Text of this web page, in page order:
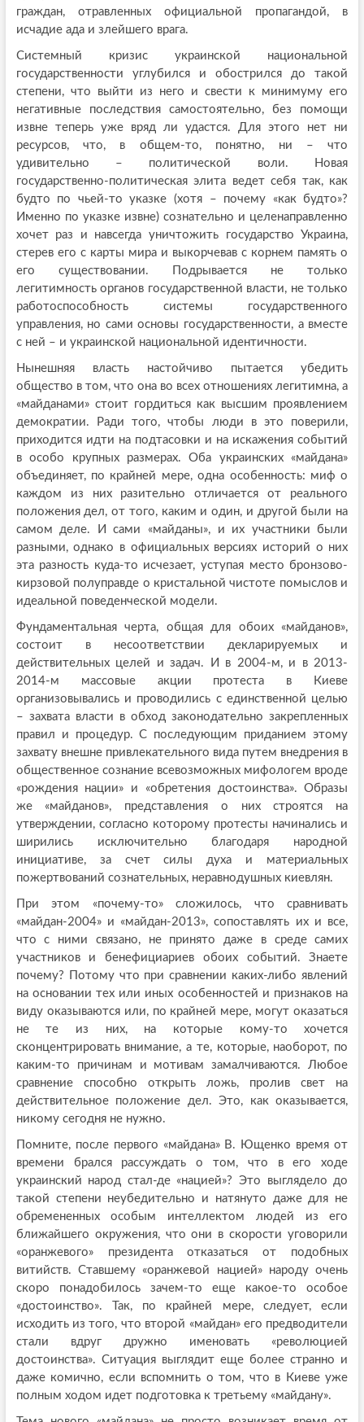
граждан, отравленных официальной пропагандой, в
исчадие ада и злейшего врага.
Системный кризис украинской национальной
государственности углубился и обострился до такой
степени, что выйти из него и свести к минимуму его
негативные последствия самостоятельно, без помощи
извне теперь уже вряд ли удастся. Для этого нет ни
ресурсов, что, в общем-то, понятно, ни – что
удивительно – политической воли. Новая
государственно-политическая элита ведет себя так, как
будто по чьей-то указке (хотя – почему «как будто»?
Именно по указке извне) сознательно и целенаправленно
хочет раз и навсегда уничтожить государство Украина,
стерев его с карты мира и выкорчевав с корнем память о
его существовании. Подрывается не только
легитимность органов государственной власти, не только
работоспособность системы государственного
управления, но сами основы государственности, а вместе
с ней – и украинской национальной идентичности.
Нынешняя власть настойчиво пытается убедить
общество в том, что она во всех отношениях легитимна, а
«майданами» стоит гордиться как высшим проявлением
демократии. Ради того, чтобы люди в это поверили,
приходится идти на подтасовки и на искажения событий
в особо крупных размерах. Оба украинских «майдана»
объединяет, по крайней мере, одна особенность: миф о
каждом из них разительно отличается от реального
положения дел, от того, каким и один, и другой были на
самом деле. И сами «майданы», и их участники были
разными, однако в официальных версиях историй о них
эта разность куда-то исчезает, уступая место бронзово-
кирзовой полуправде о кристальной чистоте помыслов и
идеальной поведенческой модели.
Фундаментальная черта, общая для обоих «майданов»,
состоит в несоответствии декларируемых и
действительных целей и задач. И в 2004-м, и в 2013-
2014-м массовые акции протеста в Киеве
организовывались и проводились с единственной целью
– захвата власти в обход законодательно закрепленных
правил и процедур. С последующим приданием этому
захвату внешне привлекательного вида путем внедрения в
общественное сознание всевозможных мифологем вроде
«рождения нации» и «обретения достоинства». Образы
же «майданов», представления о них строятся на
утверждении, согласно которому протесты начинались и
ширились исключительно благодаря народной
инициативе, за счет силы духа и материальных
пожертвований сознательных, неравнодушных киевлян.
При этом «почему-то» сложилось, что сравнивать
«майдан-2004» и «майдан-2013», сопоставлять их и все,
что с ними связано, не принято даже в среде самих
участников и бенефициариев обоих событий. Знаете
почему? Потому что при сравнении каких-либо явлений
на основании тех или иных особенностей и признаков на
виду оказываются или, по крайней мере, могут оказаться
не те из них, на которые кому-то хочется
сконцентрировать внимание, а те, которые, наоборот, по
каким-то причинам и мотивам замалчиваются. Любое
сравнение способно открыть ложь, пролив свет на
действительное положение дел. Это, как оказывается,
никому сегодня не нужно.
Помните, после первого «майдана» В. Ющенко время от
времени брался рассуждать о том, что в его ходе
украинский народ стал-де «нацией»? Это выглядело до
такой степени неубедительно и натянуто даже для не
обремененных особым интеллектом людей из его
ближайшего окружения, что они в скорости уговорили
«оранжевого» президента отказаться от подобных
витийств. Ставшему «оранжевой нацией» народу очень
скоро понадобилось зачем-то еще какое-то особое
«достоинство». Так, по крайней мере, следует, если
исходить из того, что второй «майдан» его предводители
стали вдруг дружно именовать «революцией
достоинства». Ситуация выглядит еще более странно и
даже комично, если вспомнить о том, что в Киеве уже
полным ходом идет подготовка к третьему «майдану».